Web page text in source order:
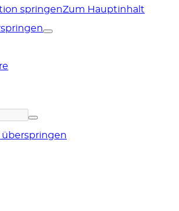
springenZum Hauptinhalt